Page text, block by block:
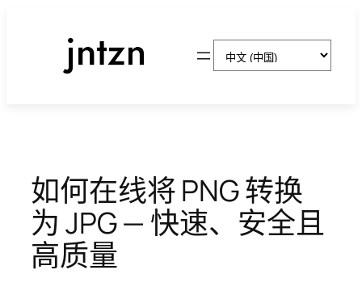
择
如何在线将 PNG 转换
为 JPG — 快速、安全且
高质量